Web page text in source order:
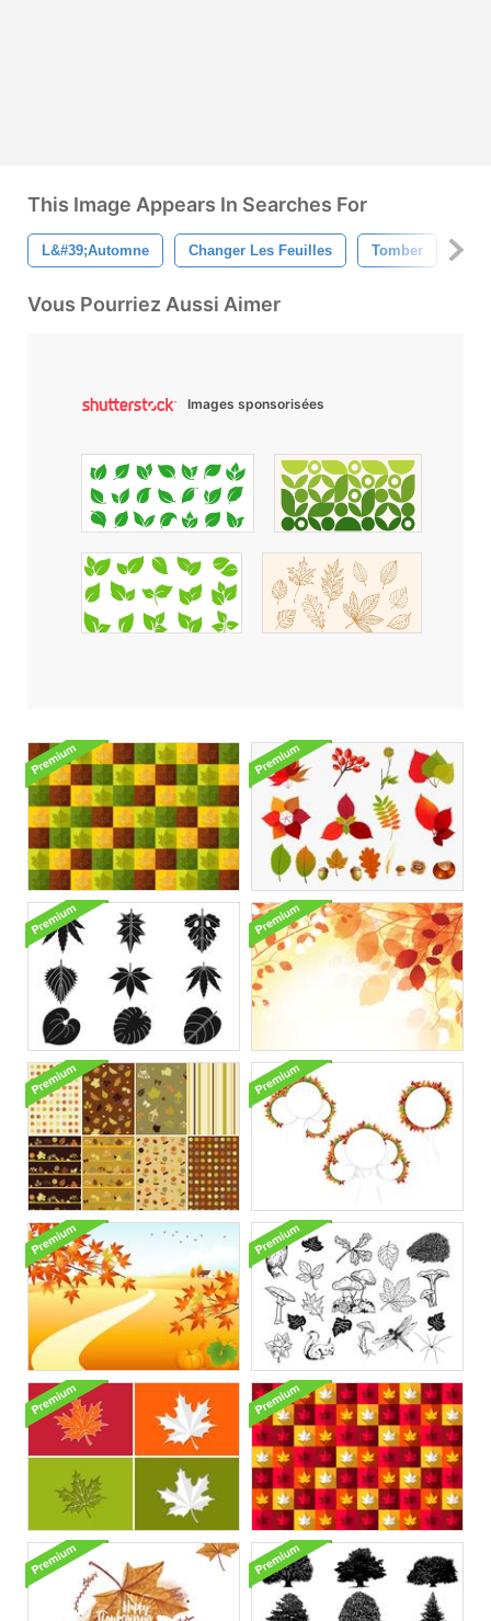
This Image Appears In Searches For
L&#39;automne Changer Les Feuilles Tomber
Vous Pourriez Aussi Aimer
Images sponsorisées